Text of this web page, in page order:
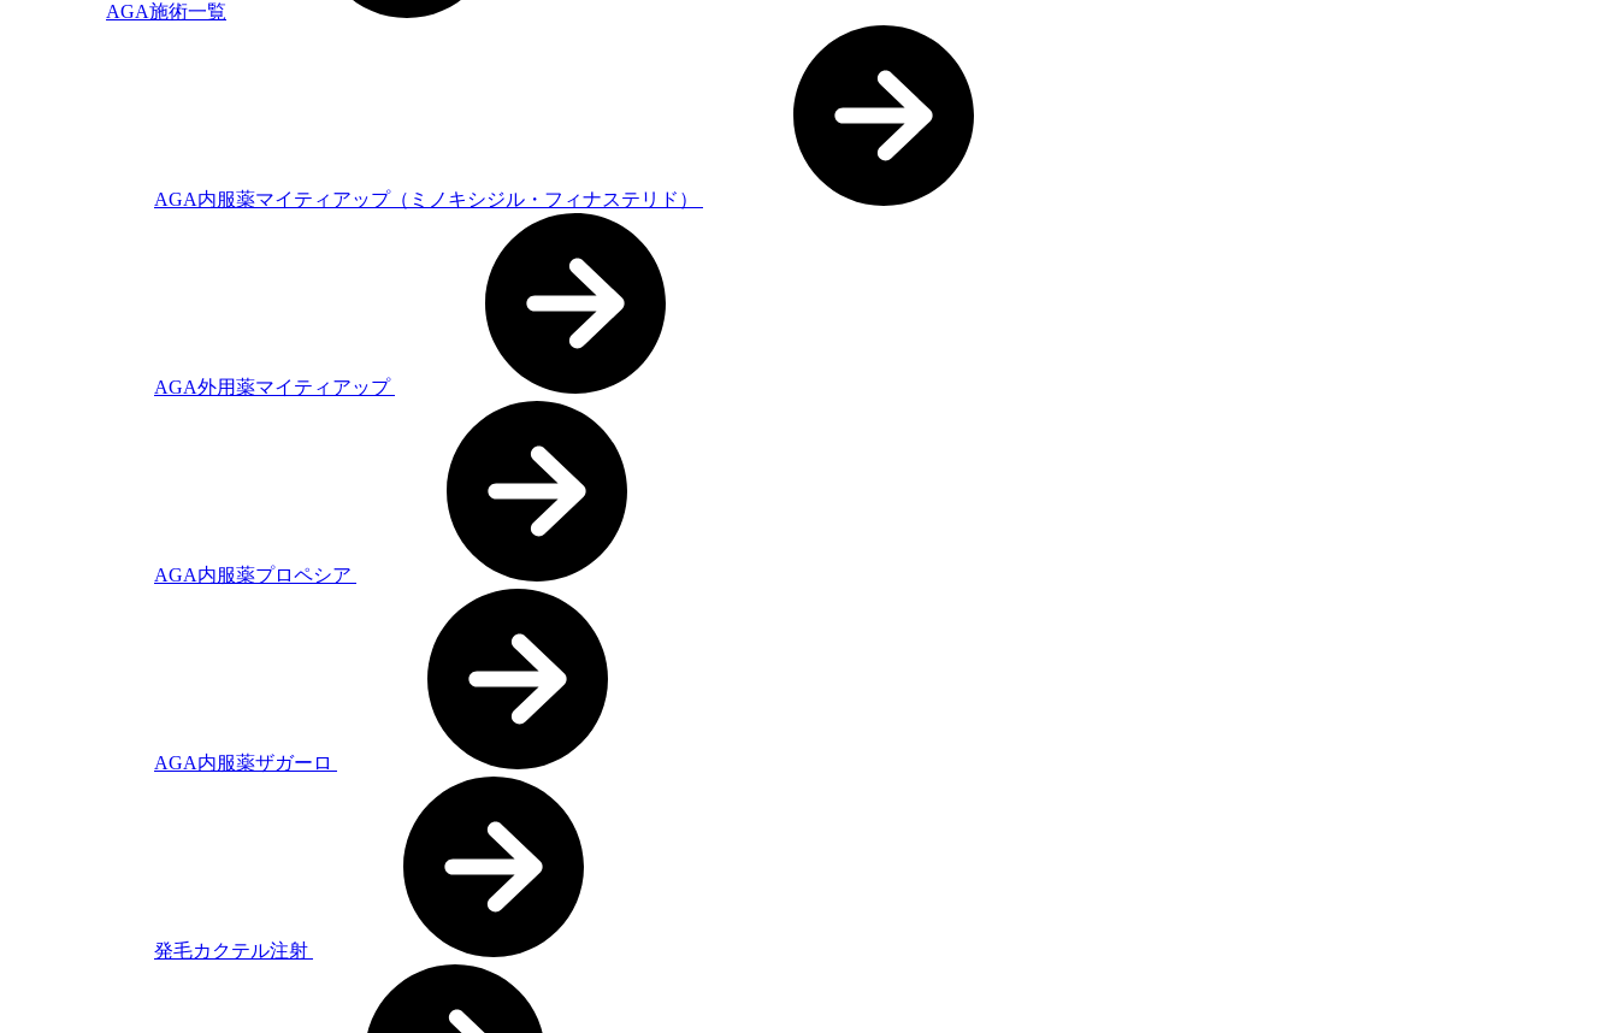
AGA施術一覧
AGA内服薬マイティアップ（ミノキシジル・フィナステリド）
AGA外用薬マイティアップ
AGA内服薬プロペシア
AGA内服薬ザガーロ
発毛カクテル注射